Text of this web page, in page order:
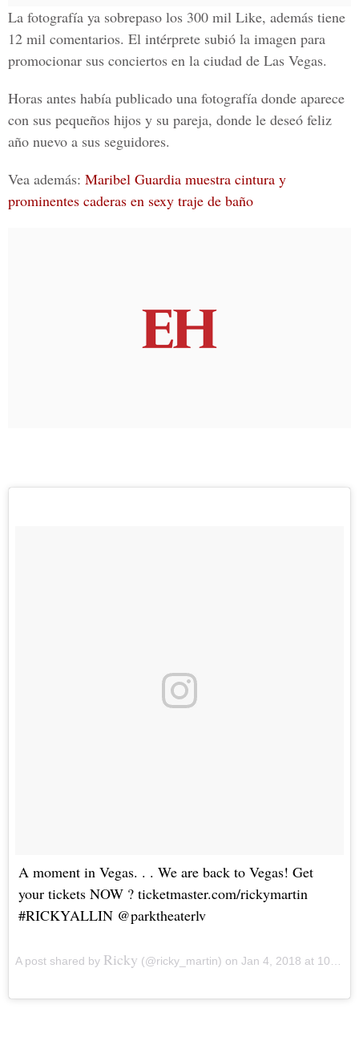
La fotografía ya sobrepaso los 300 mil Like, además tiene
12 mil comentarios. El intérprete subió la imagen para
promocionar sus conciertos en la ciudad de Las Vegas.
Horas antes había publicado una fotografía donde aparece
con sus pequeños hijos y su pareja, donde le deseó feliz
año nuevo a sus seguidores.
Vea además: Maribel Guardia muestra cintura y
prominentes caderas en sexy traje de baño
A moment in Vegas. . . We are back to Vegas! Get
your tickets NOW ? ticketmaster.com/rickymartin
#RICKYALLIN @parktheaterlv
A post shared by Ricky (@ricky_martin) on Jan 4, 2018 at 10:13am PST